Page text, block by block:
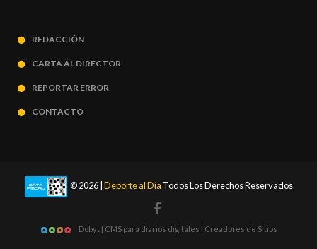
REDACCIÓN
CARTA AL DIRECTOR
REPORTAR ERROR
CONTACTO
© 2026 | Deporte al Día Todos Los Derechos Reservados
Dobyt | CMS para diarios digitales | Creadores de Sitios